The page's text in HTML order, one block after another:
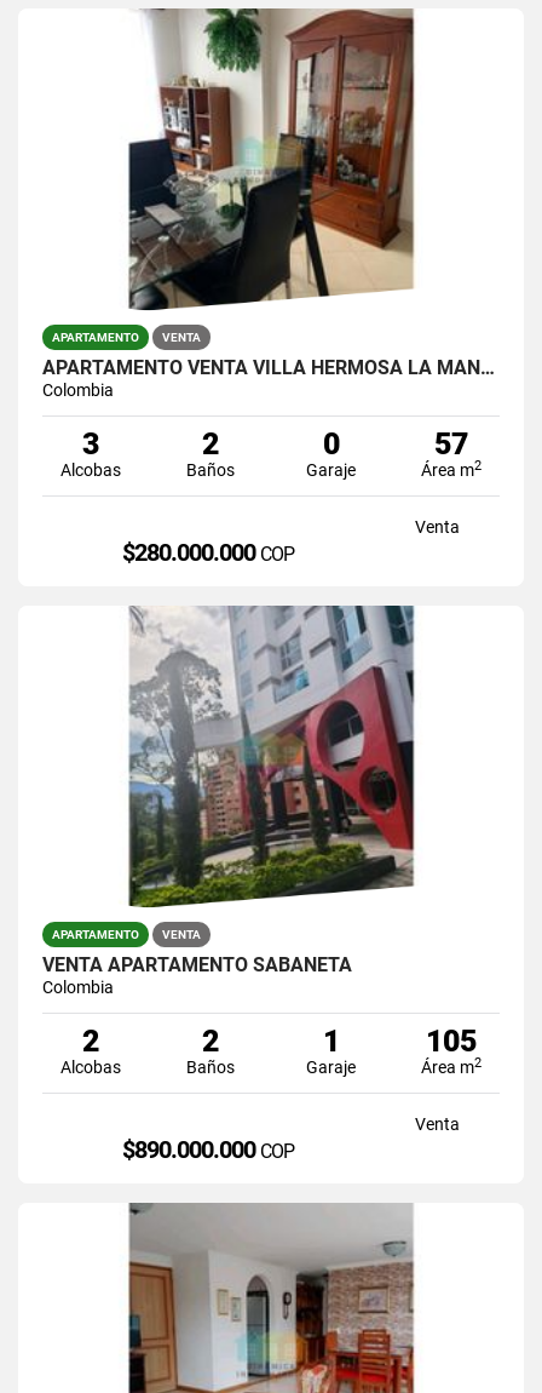
APARTAMENTO VENTA
APARTAMENTO VENTA VILLA HERMOSA LA MANSION
Colombia
3
Alcobas
2
Baños
0
Garaje
57
Área m2
Venta
$280.000.000 COP
APARTAMENTO VENTA
VENTA APARTAMENTO SABANETA
Colombia
2
Alcobas
2
Baños
1
Garaje
105
Área m2
Venta
$890.000.000 COP